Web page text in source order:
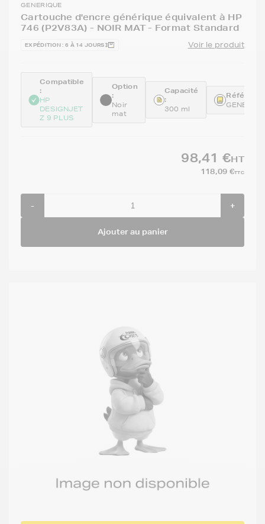
GENERIQUE
Cartouche d'encre générique équivalent à HP
746 (P2V83A) - NOIR MAT - Format Standard
EXPÉDITION : 6 À 14 JOURS Voir le produit
Compatible
:
HP
DESIGNJET
Z 9 PLUS
Option
:
Noir
mat
Capacité
:
300 ml
98,41 €HT
118,09 €TTC
- +
Ajouter au panier